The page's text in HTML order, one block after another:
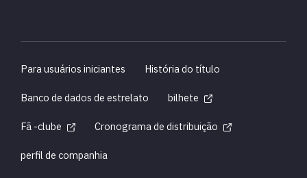
Para usuários iniciantes
História do título
Banco de dados de estrelato
bilhete
Fã -clube
Cronograma de distribuição
perfil de companhia